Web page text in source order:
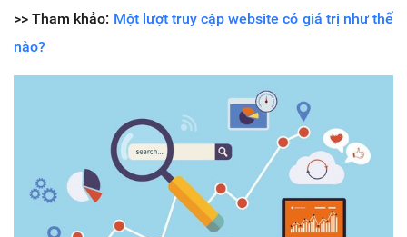
>> Tham khảo: Một lượt truy cập website có giá trị như thế
nào?